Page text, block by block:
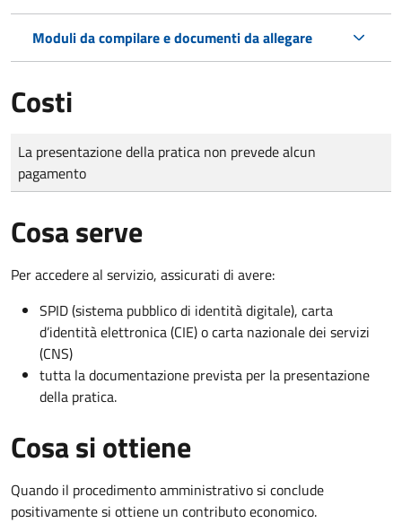
Moduli da compilare e documenti da allegare
Costi
Tipo di pagamento
Importo
La presentazione della pratica non prevede alcun
pagamento
Cosa serve
Per accedere al servizio, assicurati di avere:
SPID (sistema pubblico di identità digitale), carta
d’identità elettronica (CIE) o carta nazionale dei servizi
(CNS)
tutta la documentazione prevista per la presentazione
della pratica.
Cosa si ottiene
Quando il procedimento amministrativo si conclude
positivamente si ottiene un contributo economico.